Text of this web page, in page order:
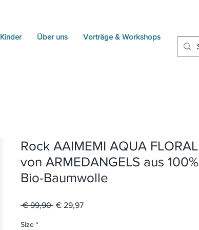
Kinder Über uns Vorträge & Workshops
Rock AAIMEMI AQUA FLORAL
von ARMEDANGELS aus 100%
Bio-Baumwolle
€ 99,90 Standardpreis
€ 29,97Sale-
Size *